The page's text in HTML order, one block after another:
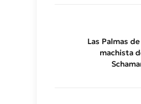
Las Palmas
machista